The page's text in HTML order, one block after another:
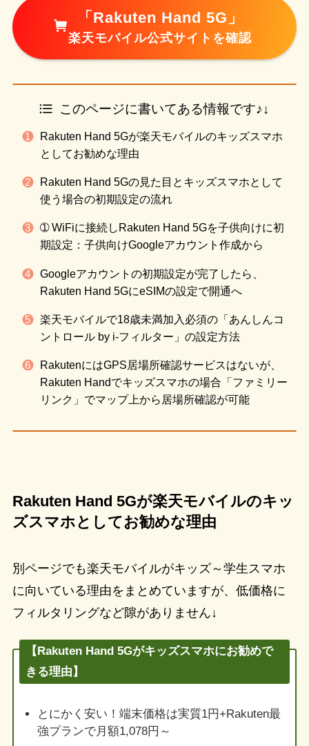
「Rakuten Hand 5G」
楽天モバイル公式サイトを確認
このページに書いてある情報です♪↓
Rakuten Hand 5Gが楽天モバイルのキッズスマホ
としてお勧めな理由
Rakuten Hand 5Gの見た目とキッズスマホとして
使う場合の初期設定の流れ
➀ WiFiに接続しRakuten Hand 5Gを子供向けに初
期設定：子供向けGoogleアカウント作成から
Googleアカウントの初期設定が完了したら、
Rakuten Hand 5GにeSIMの設定で開通へ
楽天モバイルで18歳未満加入必須の「あんしんコ
ントロール by i-フィルター」の設定方法
RakutenにはGPS居場所確認サービスはないが、
Rakuten Handでキッズスマホの場合「ファミリー
リンク」でマップ上から居場所確認が可能
Rakuten Hand 5Gが楽天モバイルのキッ
ズスマホとしてお勧めな理由
別ページでも楽天モバイルがキッズ～学生スマホ
に向いている理由をまとめていますが、低価格に
フィルタリングなど隙がありません↓
【Rakuten Hand 5Gがキッズスマホにお勧めで
きる理由】
とにかく安い！端末価格は実質1円+Rakuten最
強プランで月額1,078円～